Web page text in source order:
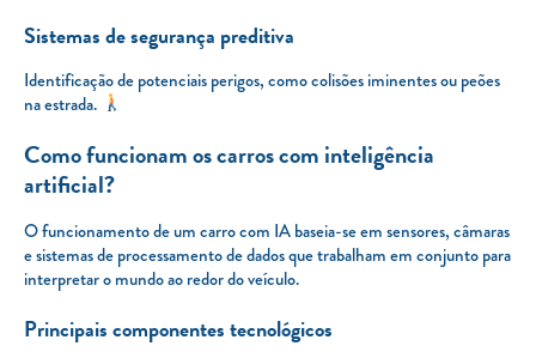
Sistemas de segurança preditiva
Identificação de potenciais perigos, como colisões iminentes ou peões
na estrada.
Como funcionam os carros com inteligência
artificial?
O funcionamento de um carro com IA baseia-se em sensores, câmaras
e sistemas de processamento de dados que trabalham em conjunto para
interpretar o mundo ao redor do veículo.
Principais componentes tecnológicos